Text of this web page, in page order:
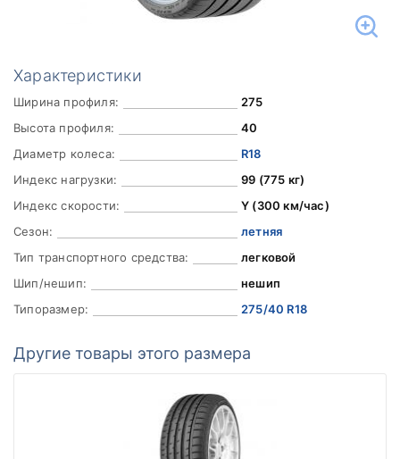
Характеристики
Ширина профиля:
275
Высота профиля:
40
Диаметр колеса:
R18
Индекс нагрузки:
99 (775 кг)
Индекс скорости:
Y (300 км/час)
Сезон:
летняя
Тип транспортного средства:
легковой
Шип/нешип:
нешип
Типоразмер:
275/40 R18
Другие товары этого размера